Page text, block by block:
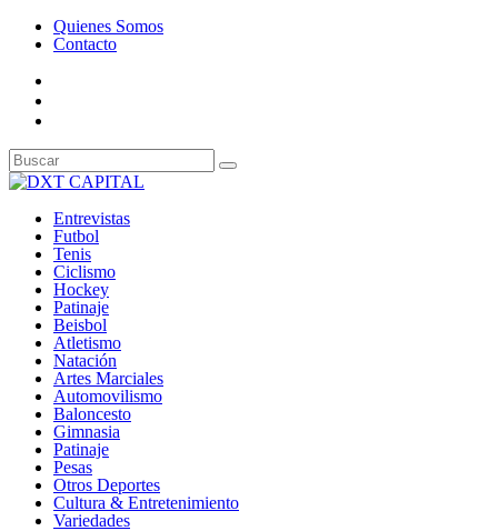
Quienes Somos
Contacto
Entrevistas
Futbol
Tenis
Ciclismo
Hockey
Patinaje
Beisbol
Atletismo
Natación
Artes Marciales
Automovilismo
Baloncesto
Gimnasia
Patinaje
Pesas
Otros Deportes
Cultura & Entretenimiento
Variedades